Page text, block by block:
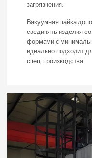
загрязнения.
Вакуумная пайка
соединять изделия
формами с
идеально подходит
спец. производства.